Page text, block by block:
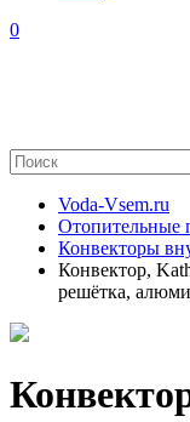
0
Voda-Vsem.ru
Отопительные
Конвекторы
Конвектор,
решётка,